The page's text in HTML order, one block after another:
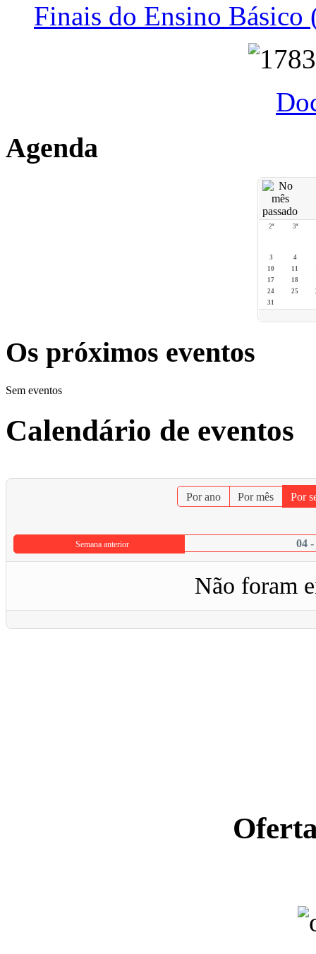
Finais do Ensino Básico
Agenda
2ª 3ª
3
4
10
11
17
18
24
25
31
Os próximos eventos
Sem eventos
Calendário de eventos
Por ano Por mês Por
Semana anterior 04
Não foram